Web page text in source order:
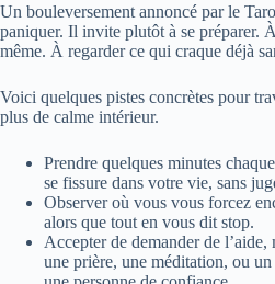
Un bouleversement annoncé par le
paniquer. Il invite plutôt à se préparer.
même. À regarder ce qui craque déjà
Voici quelques pistes concrètes pour
plus de calme intérieur.
Prendre quelques minutes
se fissure dans votre vie, sans
Observer où vous vous forcez
alors que tout en vous dit stop.
Accepter de demander de
une prière, une méditation, ou